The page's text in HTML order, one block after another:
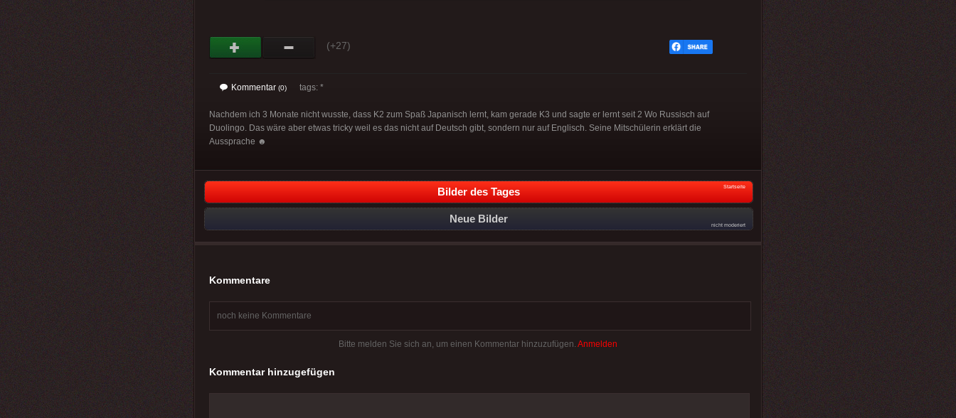
(+27)
Kommentar (0) tags: *
Nachdem ich 3 Monate nicht wusste, dass K2 zum Spaß Japanisch lernt, kam gerade K3 und sagte er lernt seit 2 Wo Russisch auf
Duolingo. Das wäre aber etwas tricky weil es das nicht auf Deutsch gibt, sondern nur auf Englisch. Seine Mitschülerin erklärt die
Aussprache ☻
Bilder des Tages Startseite
Neue Bilder
nicht moderiert
Kommentare
noch keine Kommentare
Bitte melden Sie sich an, um einen Kommentar hinzuzufügen. Anmelden
Kommentar hinzugefügen